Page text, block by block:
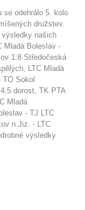
se odehrálo 5. kolo
družstev.
výsledky našich
Mladá Boleslav -
1:8 Středočeská
LTC Mladá
TO Sokol
dorost, TK PTA
Mladá
- TJ LTC
n.Jiz. - LTC
výsledky